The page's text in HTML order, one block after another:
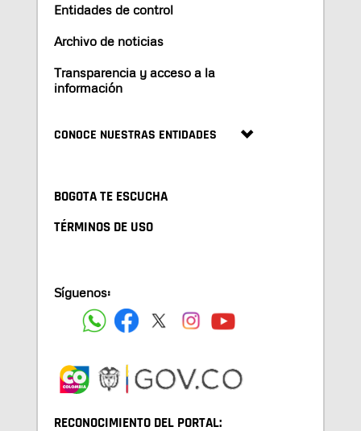
Entidades de control
Archivo de noticias
Transparencia y acceso a la
información
CONOCE NUESTRAS ENTIDADES
BOGOTA TE ESCUCHA
TÉRMINOS DE USO
Síguenos:
RECONOCIMIENTO DEL PORTAL: